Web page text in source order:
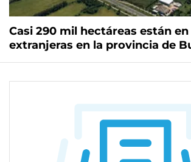
Casi 290 mil hectáreas están
extranjeras en la provincia de